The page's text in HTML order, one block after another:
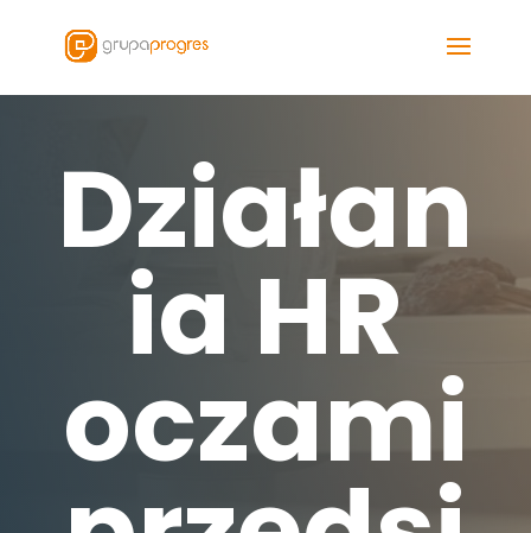
Działan
ia HR
oczami